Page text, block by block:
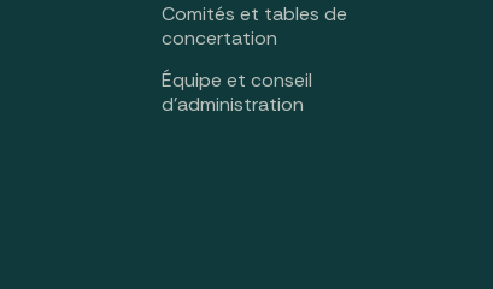
Comités et tables de
concertation
Équipe et conseil
d’administration